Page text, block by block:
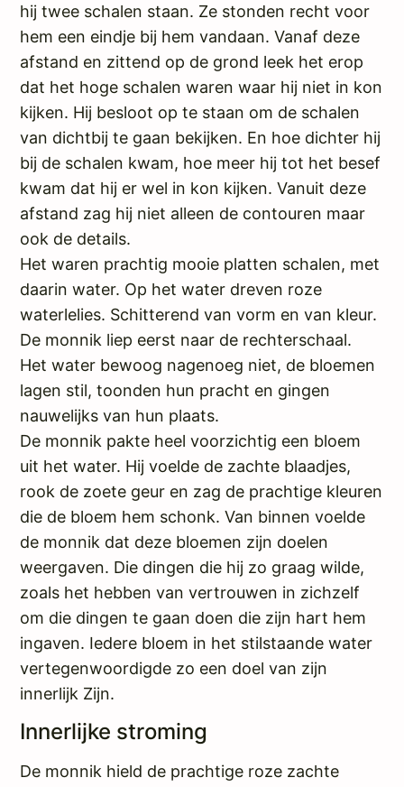
hij twee schalen staan. Ze stonden recht voor
hem een eindje bij hem vandaan. Vanaf deze
afstand en zittend op de grond leek het erop
dat het hoge schalen waren waar hij niet in kon
kijken. Hij besloot op te staan om de schalen
van dichtbij te gaan bekijken. En hoe dichter hij
bij de schalen kwam, hoe meer hij tot het besef
kwam dat hij er wel in kon kijken. Vanuit deze
afstand zag hij niet alleen de contouren maar
ook de details.
Het waren prachtig mooie platten schalen, met
daarin water. Op het water dreven roze
waterlelies. Schitterend van vorm en van kleur.
De monnik liep eerst naar de rechterschaal.
Het water bewoog nagenoeg niet, de bloemen
lagen stil, toonden hun pracht en gingen
nauwelijks van hun plaats.
De monnik pakte heel voorzichtig een bloem
uit het water. Hij voelde de zachte blaadjes,
rook de zoete geur en zag de prachtige kleuren
die de bloem hem schonk. Van binnen voelde
de monnik dat deze bloemen zijn doelen
weergaven. Die dingen die hij zo graag wilde,
zoals het hebben van vertrouwen in zichzelf
om die dingen te gaan doen die zijn hart hem
ingaven. Iedere bloem in het stilstaande water
vertegenwoordigde zo een doel van zijn
innerlijk Zijn.
Innerlijke stroming
De monnik hield de prachtige roze zachte